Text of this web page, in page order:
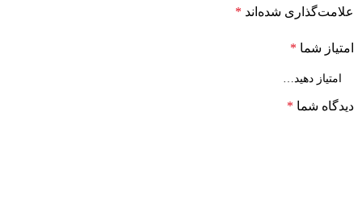
علامت‌گذاری شده‌اند *
امتیاز شما *
دیدگاه شما *